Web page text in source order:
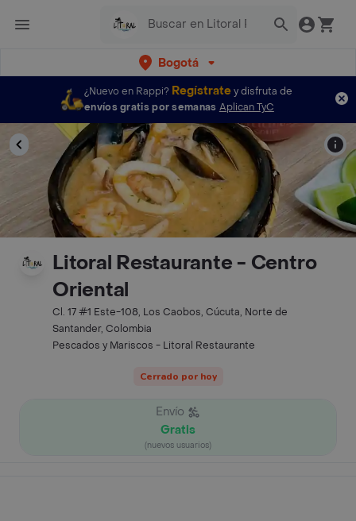
Bogotá
¿Nuevo en Rappi? Regístratey disfruta de
envíos gratis por semanas Aplican TyC
Litoral Restaurante - Centro
Oriental
Cl. 17 #1 Este-108, Los Caobos, Cúcuta, Norte de
Santander, Colombia
Pescados y Mariscos - Litoral Restaurante
Cerrado por hoy
Envío
Gratis
(nuevos usuarios)